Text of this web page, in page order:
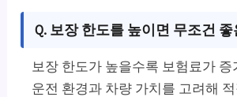
Q. 보장 한도를 높이면 무조건
보장 한도가 높을수록 보험료가 증
운전 환경과 차량 가치를 고려해